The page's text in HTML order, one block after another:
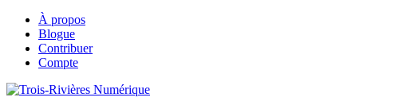
À propos
Blogue
Contribuer
Compte